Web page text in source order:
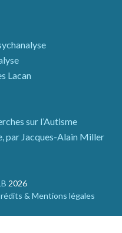
Lacan
sur l’Autisme
par Jacques-Alain Miller
2026
& Mentions légales